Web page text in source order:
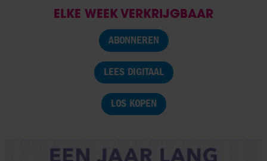
ELKE WEEK VERKRIJGBAAR
ABONNEREN
LEES DIGITAAL
LOS KOPEN